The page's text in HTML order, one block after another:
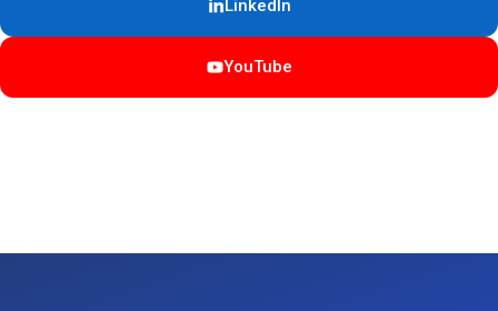
LinkedIn
YouTube